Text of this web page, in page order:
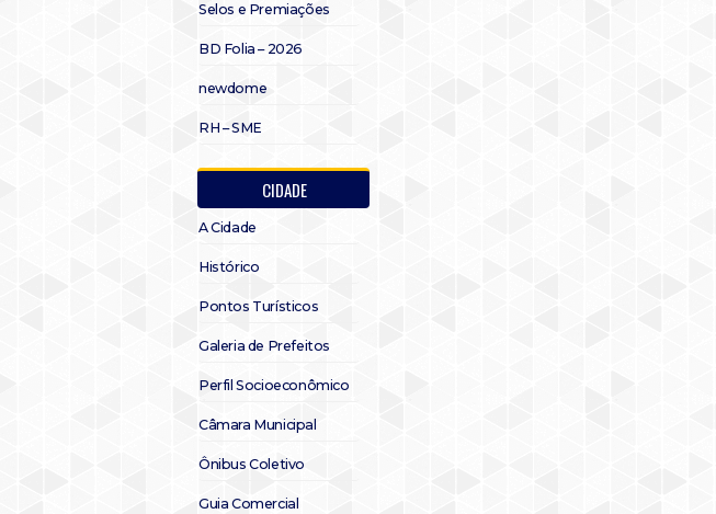
Selos e Premiações
BD Folia – 2026
newdome
RH – SME
CIDADE
A Cidade
Histórico
Pontos Turísticos
Galeria de Prefeitos
Perfil Socioeconômico
Câmara Municipal
Ônibus Coletivo
Guia Comercial